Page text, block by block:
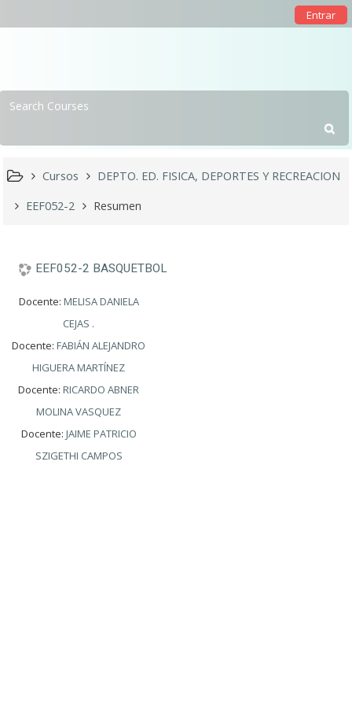
Entrar
Cursos
DEPTO. ED. FISICA, DEPORTES Y RECREACION
EEF052-2
Resumen
EEF052-2 BASQUETBOL
Docente: MELISA DANIELA
CEJAS .
Docente:FABIÁN ALEJANDRO
HIGUERA MARTÍNEZ
Docente:RICARDO ABNER
MOLINA VASQUEZ
Docente: JAIME PATRICIO
SZIGETHI CAMPOS